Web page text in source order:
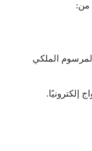
من:
الملكي
إلكترونيًا.